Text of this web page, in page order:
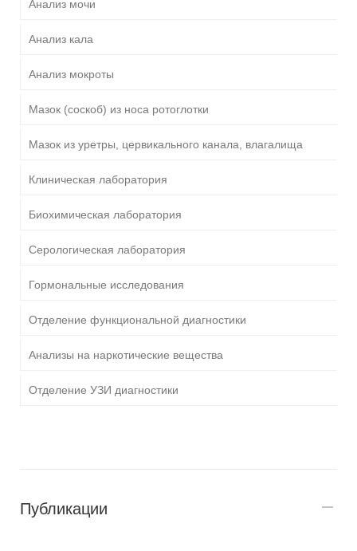
Анализ мочи
Анализ кала
Анализ мокроты
Мазок (соскоб) из носа ротоглотки
Мазок из уретры, цервикального канала, влагалища
Клиническая лаборатория
Биохимическая лаборатория
Серологическая лаборатория
Гормональные исследования
Отделение функциональной диагностики
Анализы на наркотические вещества
Отделение УЗИ диагностики
Публикации